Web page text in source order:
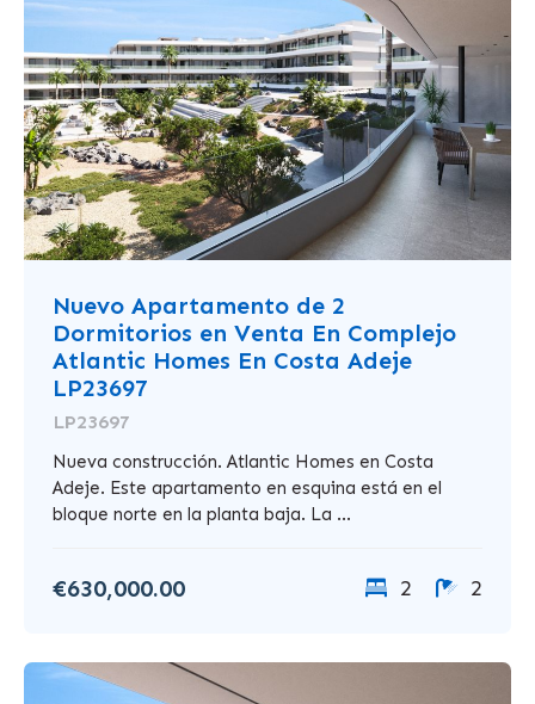
Nuevo Apartamento de 2
Dormitorios en Venta En Complejo
Atlantic Homes En Costa Adeje
LP23697
LP23697
Nueva construcción. Atlantic Homes en Costa
Adeje. Este apartamento en esquina está en el
bloque norte en la planta baja. La ...
€630,000.00 2 2